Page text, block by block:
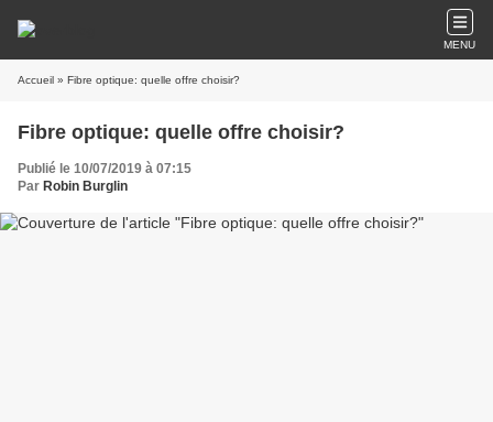
MENU
Accueil » Fibre optique: quelle offre choisir?
Fibre optique: quelle offre choisir?
Publié le 10/07/2019 à 07:15
Par Robin Burglin